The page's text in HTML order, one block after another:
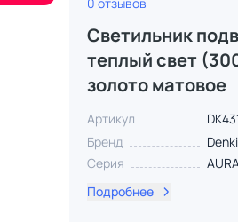
Светильник
теплый свет
золото матовое
Артикул
Бренд
Серия
Подробнее